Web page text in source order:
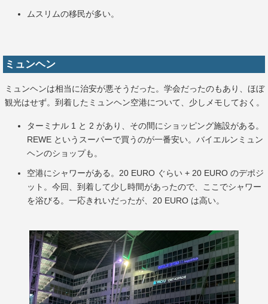
ムスリムの移民が多い。
ミュンヘン
ミュンヘンは相当に治安が悪そうだった。学会だったのもあり、ほぼ
観光はせず。到着したミュンヘン空港について、少しメモしておく。
ターミナル 1 と 2 があり、その間にショッピング施設がある。
REWE というスーパーで買うのが一番安い。バイエルンミュン
ヘンのショップも。
空港にシャワーがある。20 EURO ぐらい + 20 EURO のデポジ
ット。今回、到着して少し時間があったので、ここでシャワー
を浴びる。一応きれいだったが、20 EURO は高い。